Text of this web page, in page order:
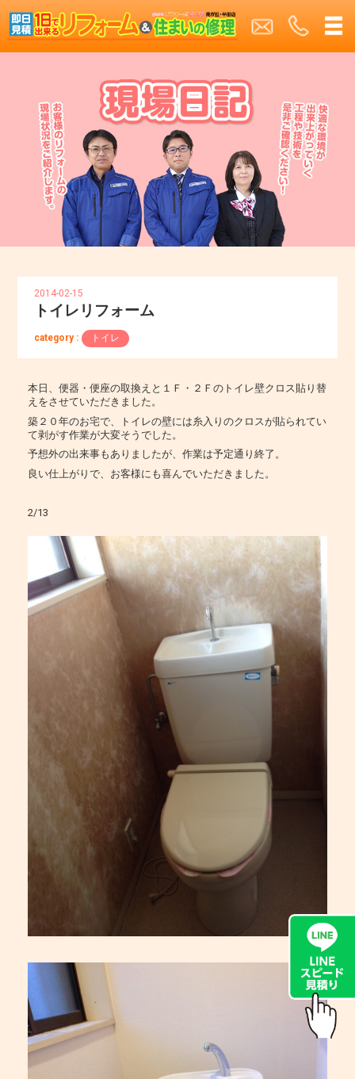
2014-02-15
トイレリフォーム
category : トイレ
本日、便器・便座の取換えと１Ｆ・２Ｆのトイレ壁クロス貼り替
えをさせていただきました。
築２０年のお宅で、トイレの壁には糸入りのクロスが貼られてい
て剥がす作業が大変そうでした。
予想外の出来事もありましたが、作業は予定通り終了。
良い仕上がりで、お客様にも喜んでいただきました。
2/13